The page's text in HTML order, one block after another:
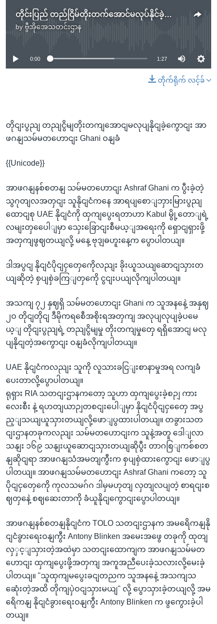
တိုင်းပြည် တည်ငြိမ်တိုးတက်အောင်မလုပ်နိုင်ခဲ့ကြောင်း အာဖဂန်သမ္မတဟောင်း Ghani ဝန်ခံ
by ဗွီအိုအေသတင်းဌာန
No media source currently available
0:00 1:27
တိုက်ရိုက် လင့်ခ်
တိုငျးပွညျ တညျငွိမျတိုးတကျအောငျမလုပျနိုငျခဲ့ကွောငျး အာ
ဖဂနျသမ်မတဟောငျး Ghani ဝနျခံ
{{Unicode}}
အာဖဂနျနစ်စတနျ သမ်မတဟောငျး Ashraf Ghani က ပွီးခဲ့တဲ့
သွဂုတျလအတှငျး သူနိုငျငံကနေ အာရပျစောျဘှားမြားပွညျ
ထောငျစု UAE နိုငျငံကို ထှကျပွေးရတာဟာ Kabul မွို့တောျရဲ့
လမျးတှပေေါျမှာ သှေးခြောငျးစီမယ့ျအရေးကို ရှောငျရှားဖို့
အတှကျဖွဈတယျလို့ မနေ့ ဗုဒျဓဟူးနေ့က ပွောပါတယျ။
ဒါအပွငျ နိုငျငံပိုငျငှတှေကေိုလညျး ခိုးယူသယျဆောငျသှားတ
ယျဆိုတဲ့ စှပျစှဲခကြျတှကေို ငွငျးပယျလိုကျပါတယျ။
အသကျ ၇၂ နှဈရှိ သမ်မတဟောငျး Ghani က သူအနနေဲ့ အနှဈ
၂ဝ တိုငျတိုငျ ဒီမိုကရစေီအစိုးရအတှကျ အလုပျလုပျခဲ့ပမေ
ယ့ျ တိုငျးပွညျရဲ့ တညျငွိမျမှု တိုးတကျမှုတှေ ရရှိအောငျ မလု
ပျနိုငျတဲ့အကွောငျး ဝနျခံလိုကျပါတယျ။
UAE နိုငျငံကလညျး သူကို လူသားခငြျးစာနာမှုအရ လကျခံ
ပေးတာလို့ပွောပါတယျ။
ရုရှား RIA သတငျးဌာနကတော့ သူဟာ ထှကျပွေးခဲ့စဉျ ကား
လေးစီး နဲ့ ရဟတျယာဉျတစငျးပေါျမှာ နိုငျငံပိုငျငှတှေေ အပွ
ည့ျသယျယူသှားတယျလို့ဖောျပွထားပါတယျ။ တခွားသတ
ငျးဌာနတခုကလညျး သမ်မတဟောငျးက သူနဲ့အတူ ဒေါျလာ
သနျး ၁၆၉ သနျးယူဆောငျသှားတယျဆိုပွီး တာဂစြျကစ်စတ
နျဆိုငျရာ အာဖဂနျသံအမတျကွီးက စှပျစှဲထားကွောငျး ဖောျပွ
ပါတယျ။ အာဖဂနျသမ်မတဟောငျး Ashraf Ghani ကတော့ သူ
ပိုငျငှတှေကေို ကုလသမဂ်ဂ ဒါမှမဟုတျ လှတျလပျတဲ့ စာရငျးစ
ဈတှနေဲ့ စဈဆေးတာကို ခံယူနိုငျကွောငျးပွောပါတယျ။
အာဖဂနျနစ်စတနျနိုငျငံက TOLO သတငျးဌာနက အမရေိကနျနို
ငျငံခွားရေးဝနျကွီး Antony Blinken အမေးအဖွေ တခုကို ထုတျ
လှှင့ျသှားတဲ့အထဲမှာ သတငျးထောကျက အာဖဂနျသမ်မတ
ဟောငျး ထှကျပွေးဖို့အတှကျ အကူအညီပေးခဲ့သလားလို့မေးခဲ့
ပါတယျ။ "သူထှကျမပွေးခငျတညက သူအနနေဲ့ အသကျသ
ဆေုံးတဲ့အထိ တိုကျပှဲဝငျသှားမယျ" လို့ ပွောသှားခဲ့တယျလို့ အမ
ရေိကနျ နိုငျငံခွားရေးဝနျကွီး Antony Blinken က ဖွကွေားခဲ့ပါ
တယျ။